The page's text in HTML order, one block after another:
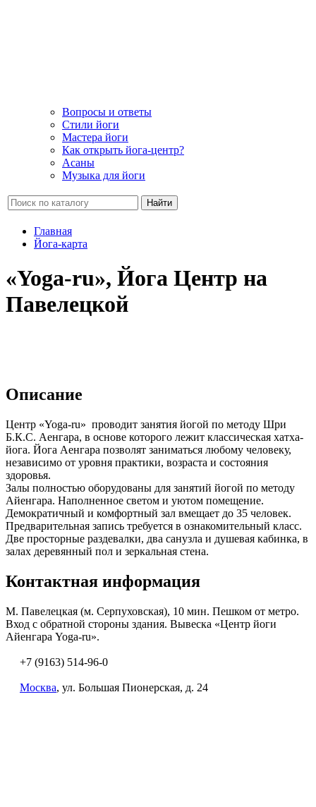
Вопросы и ответы
Стили йоги
Мастера йоги
Как открыть йога-центр?
Асаны
Музыка для йоги
Найти
Главная
Йога-карта
«Yoga-ru», Йога Центр на
Павелецкой
Описание
Центр «Yoga-ru» проводит занятия йогой по методу Шри
Б.К.С. Аенгара, в основе которого лежит классическая хатха-
йога. Йога Аенгара позволят заниматься любому человеку,
независимо от уровня практики, возраста и состояния
здоровья.
Залы полностью оборудованы для занятий йогой по методу
Айенгара. Наполненное светом и уютом помещение.
Демократичный и комфортный зал вмещает до 35 человек.
Предварительная запись требуется в ознакомительный класс.
Две просторные раздевалки, два санузла и душевая кабинка, в
залах деревянный пол и зеркальная стена.
Контактная информация
М. Павелецкая (м. Серпуховская), 10 мин. Пешком от метро.
Вход с обратной стороны здания. Вывеска «Центр йоги
Айенгара Yoga-ru».
+7 (9163) 514-96-0
Москва, ул. Большая Пионерская, д. 24